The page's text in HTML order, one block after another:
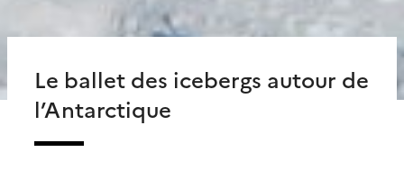
Le ballet des icebergs autour de
l’Antarctique